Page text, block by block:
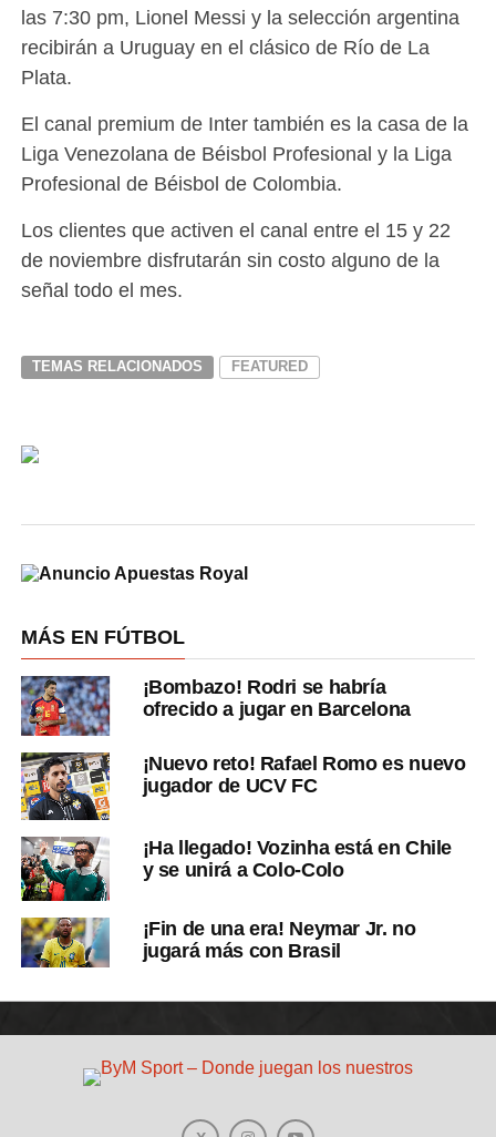
las 7:30 pm, Lionel Messi y la selección argentina
recibirán a Uruguay en el clásico de Río de La
Plata.
El canal premium de Inter también es la casa de la
Liga Venezolana de Béisbol Profesional y la Liga
Profesional de Béisbol de Colombia.
Los clientes que activen el canal entre el 15 y 22
de noviembre disfrutarán sin costo alguno de la
señal todo el mes.
TEMAS RELACIONADOS FEATURED
MÁS EN FÚTBOL
¡Bombazo! Rodri se habría
ofrecido a jugar en Barcelona
¡Nuevo reto! Rafael Romo es nuevo
jugador de UCV FC
¡Ha llegado! Vozinha está en Chile
y se unirá a Colo-Colo
¡Fin de una era! Neymar Jr. no
jugará más con Brasil